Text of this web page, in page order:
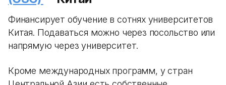
Финансирует обучение в сотнях университетов
Китая. Подаваться можно через посольство или
напрямую через университет.
Кроме международных программ, у стран